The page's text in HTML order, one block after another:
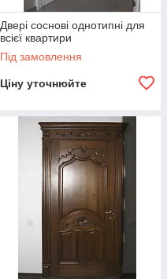
Двері соснові однотипні для
всієї квартири
Під замовлення
Ціну уточнюйте